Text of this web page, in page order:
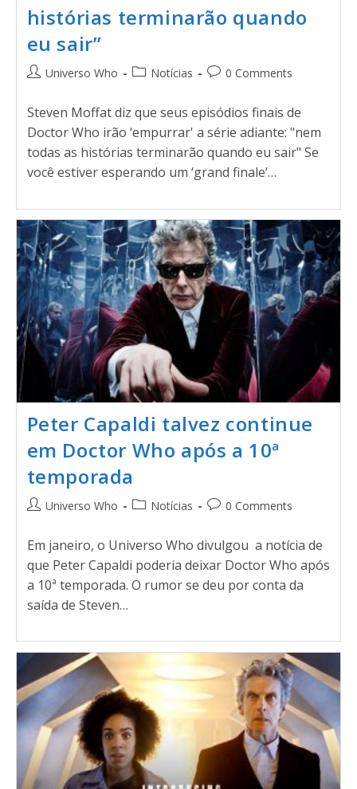
histórias terminarão quando
eu sair”
Universo Who Notícias 0 Comments
Steven Moffat diz que seus episódios finais de
Doctor Who irão ‘empurrar' a série adiante: "nem
todas as histórias terminarão quando eu sair" Se
você estiver esperando um ‘grand finale’…
Peter Capaldi talvez continue
em Doctor Who após a 10ª
temporada
Universo Who Notícias 0 Comments
Em janeiro, o Universo Who divulgou a notícia de
que Peter Capaldi poderia deixar Doctor Who após
a 10ª temporada. O rumor se deu por conta da
saída de Steven…